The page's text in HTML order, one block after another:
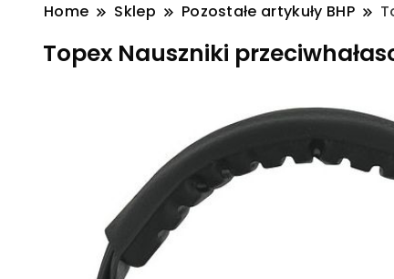
Home Sklep Pozostałe artykuły BHP
Topex Nauszniki